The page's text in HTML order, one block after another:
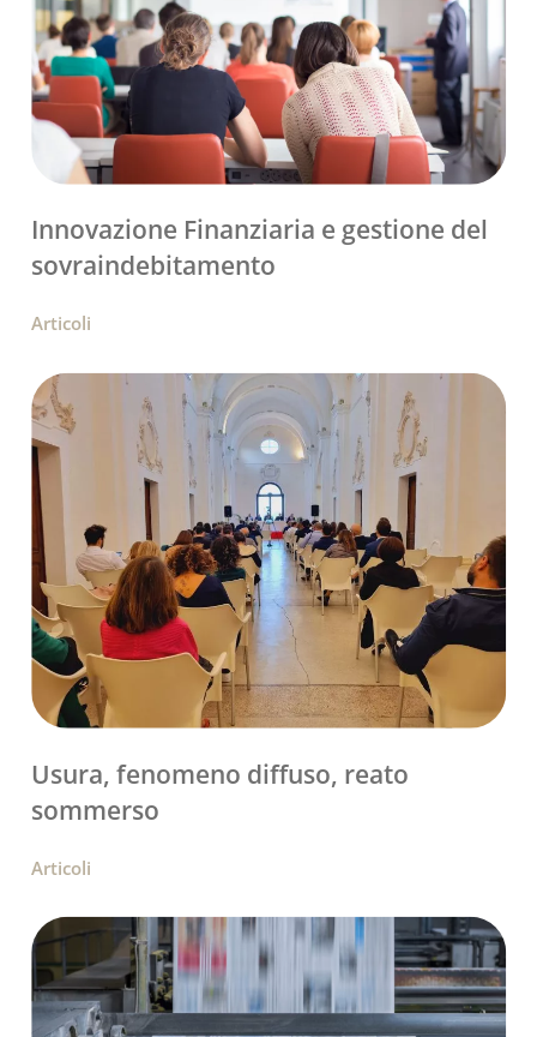
Innovazione Finanziaria e gestione del
sovraindebitamento
Articoli
Usura, fenomeno diffuso, reato
sommerso
Articoli